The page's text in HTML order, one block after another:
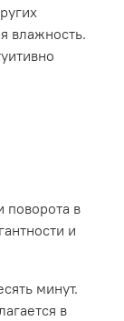
влажность.
в
и
минут.
в